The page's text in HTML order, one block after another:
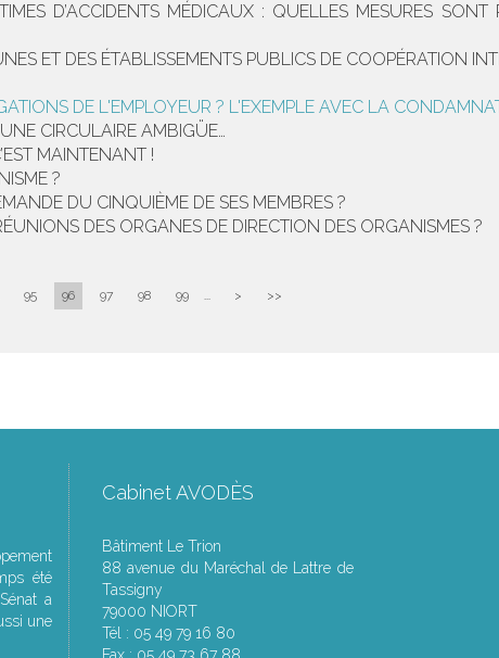
D’ACCIDENTS MÉDICAUX : QUELLES MESURES SONT
ET DES ÉTABLISSEMENTS PUBLICS DE COOPÉRATION
DE L'EMPLOYEUR ? L'EXEMPLE AVEC LA
CIRCULAIRE AMBIGÜE…
MAINTENANT !
?
DU CINQUIÈME DE SES MEMBRES ?
DES ORGANES DE DIRECTION DES ORGANISMES ?
95 96 97 98 99 ... > >>
été
a
une
Cabinet AVODÈS
Bâtiment Le Trion
88 avenue du Maréchal de Lattre de
Tassigny
79000 NIORT
Tél : 05 49 79 16 80